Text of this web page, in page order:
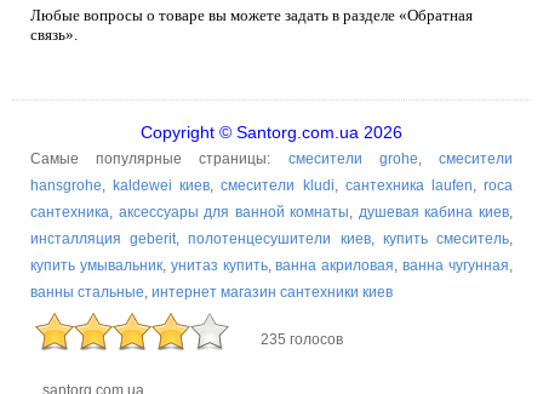
Любые вопросы о товаре вы можете задать в разделе «Обратная
связь».
Copyright © Santorg.com.ua 2026
Самые популярные страницы: смесители grohe,смесители
hansgrohe, kaldewei киев,смесители kludi, сантехника laufen,roca
сантехника, аксессуары для ванной комнаты, душевая кабина киев,
инсталляция geberit,полотенцесушители киев, купить смеситель,
купить умывальник, унитаз купить,ванна акриловая,ванна чугунная,
ванны стальные, интернет магазин сантехники киев
235 голосов
santorg.com.ua